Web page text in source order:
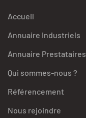
Accueil
Annuaire Industriels
Annuaire Prestataires
Qui sommes-nous ?
Référencement
Nous rejoindre